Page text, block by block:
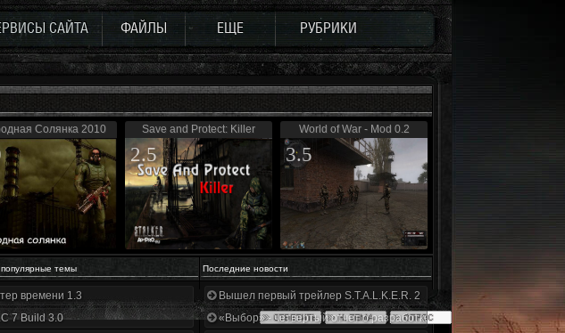
САЙТА ФАЙЛЫ ЕЩЕ РУБРИКИ
Солянка 2010 Save and Protect: Killer
2.5
World of War - Mod 0.2
3.5
темы Последние новости
и сюжет | Разбор трейлера
времени 1.3
7 Build 3.0
Вышел первый трейлер S.T.A.L.K.E.R. 2
«Выбор» - четвертый отчет о разработке!